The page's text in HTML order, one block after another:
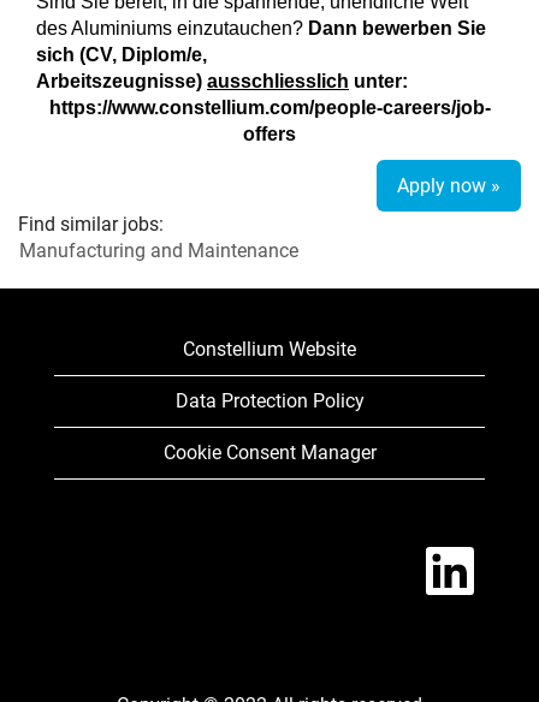
des Aluminiums einzutauchen? Dann bewerben Sie
sich (CV, Diplom/e,
Arbeitszeugnisse) ausschliesslich unter:
https://www.constellium.com/people-careers/job-
offers
Apply now »
Find similar jobs:
Manufacturing and Maintenance
Constellium Website
Data Protection Policy
Cookie Consent Manager
O
e